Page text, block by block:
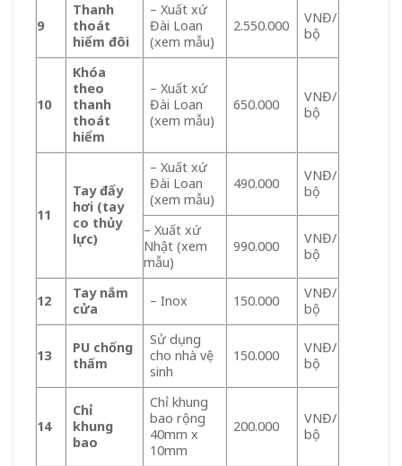
9
Thanh
thoát
hiểm đôi
– Xuất xứ
Đài Loan
(xem mẫu)
2.550.000
VNĐ/
bộ
10
Khóa
theo
thanh
thoát
hiểm
– Xuất xứ
Đài Loan
(xem mẫu)
650.000
VNĐ/
bộ
11
Tay đẩy
hơi (tay
co thủy
lực)
– Xuất xứ
Đài Loan
(xem mẫu)
490.000
VNĐ/
bộ
– Xuất xứ
Nhật (xem
mẫu)
990.000
VNĐ/
bộ
12
Tay nắm
cửa
– Inox 150.000
VNĐ/
bộ
13
PU chống
thấm
Sử dụng
cho nhà vệ
sinh
150.000
VNĐ/
bộ
14
Chỉ
khung
bao
Chỉ khung
bao rộng
40mm x
10mm
200.000
VNĐ/
bộ